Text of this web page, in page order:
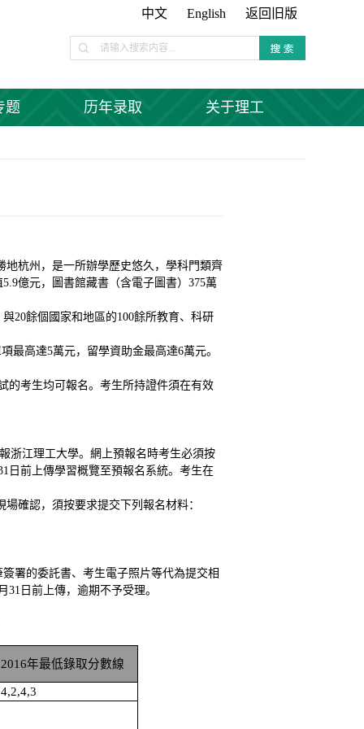
中文 English 返回旧版
题 历年录取 关于理工
地杭州，是一所辦學歷史悠久，學科門類齊
億元，圖書館藏書（含電子圖書）375萬
與20餘個國家和地區的100餘所教育、科研
最高達5萬元，留學資助金最高達6萬元。
的考生均可報名。考生所持證件須在有效
浙江理工大學。網上預報名時考生必須按
日前上傳學習概覽至預報名系統。考生在
確認，須按要求提交下列報名材料：
署的委託書、考生電子照片等代為提交相
31日前上傳，逾期不予受理。
2016年最低錄取分數線
4,2,4,3